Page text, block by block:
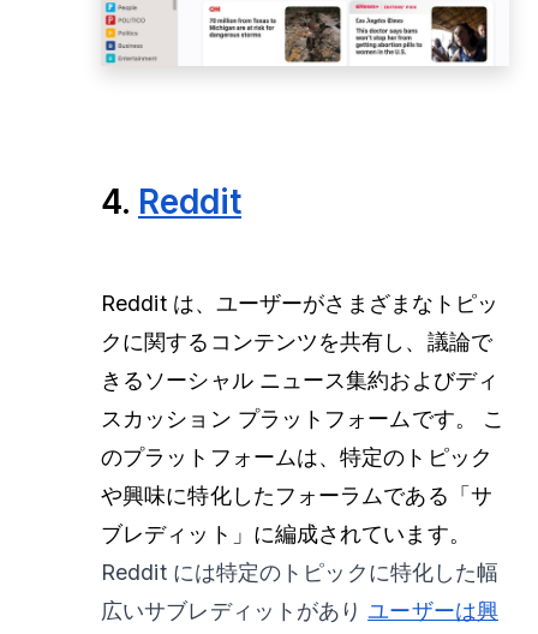
4. Reddit
Reddit は、ユーザーがさまざまなトピッ
クに関するコンテンツを共有し、議論で
きるソーシャル ニュース集約およびディ
スカッション プラットフォームです。 こ
のプラットフォームは、特定のトピック
や興味に特化したフォーラムである「サ
ブレディット」に編成されています。
Reddit には特定のトピックに特化した幅
広いサブレディットがありユーザーは興